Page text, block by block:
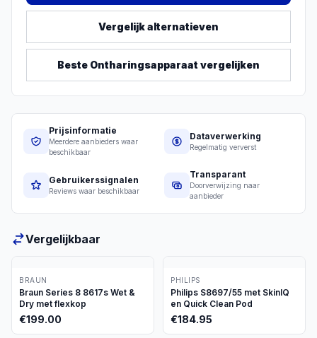
Vergelijk alternatieven
Beste Ontharingsapparaat vergelijken
Prijsinformatie
Meerdere aanbieders waar
beschikbaar
Dataverwerking
Regelmatig ververst
Gebruikerssignalen
Reviews waar beschikbaar
Transparant
Doorverwijzing naar
aanbieder
Vergelijkbaar
BRAUN
Braun Series 8 8617s Wet &
Dry met flexkop
€199.00
PHILIPS
Philips S8697/55 met SkinIQ
en Quick Clean Pod
€184.95